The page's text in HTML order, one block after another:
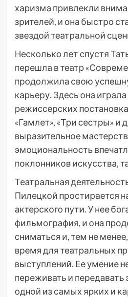
харизма привлекли
зрителей, и она быстро
звездой театральной
Несколько лет спустя
перешла в театр
продолжила свою
карьеру. Здесь она играла
режиссерских
«Гамлет», «Три сестры» и
выразительное
эмоциональность
поклонников искусства,
Театральная
Пилецкой простирается
актерского пути. У нее
фильмография, и она
сниматься и, тем не
время для театральных
выступлений. Ее умение
переживать и
одной из самых ярких и